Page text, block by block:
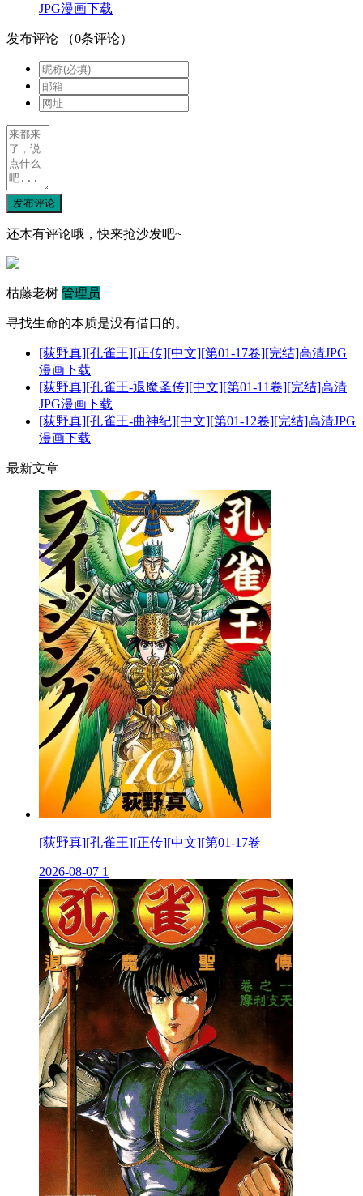
JPG漫画下载
发布评论 （0条评论）
发布评论
还木有评论哦，快来抢沙发吧~
枯藤老树 管理员
寻找生命的本质是没有借口的。
[荻野真][孔雀王][正传][中文][第01-17卷][完结]高清JPG
漫画下载
[荻野真][孔雀王-退魔圣传][中文][第01-11卷][完结]高清
JPG漫画下载
[荻野真][孔雀王-曲神纪][中文][第01-12卷][完结]高清JPG
漫画下载
最新文章
[荻野真][孔雀王][正传][中文][第01-17卷
2026-08-07 1